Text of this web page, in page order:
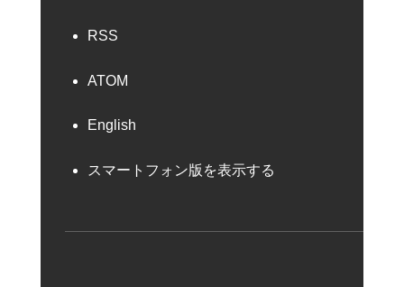
RSS
ATOM
English
スマートフォン版を表示する